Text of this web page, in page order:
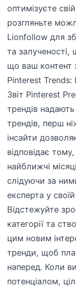
оптимізуєте
розгляньте
Lionfollow для
та залученості,
що ваш контент
Pinterest Trends:
Звіт Pinterest
трендів
трендів, перш
інсайти
відповідає
найближчі
слідуючи за
експерта у своїй
Відстежуйте
категорії та
цим новим
тренди, щоб
наперед. Коли
потенціалом,